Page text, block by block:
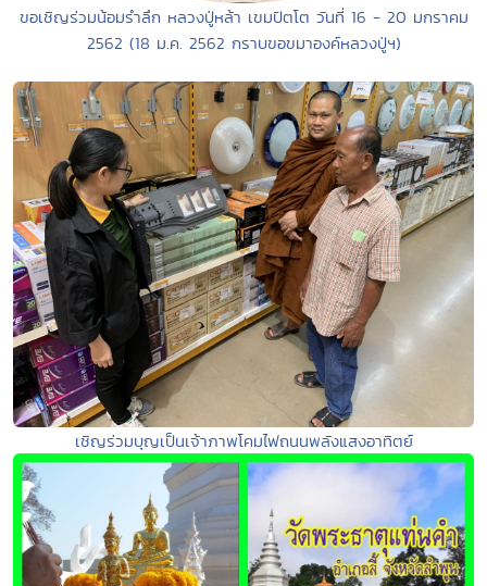
ขอเชิญร่วมน้อมรำลึก หลวงปู่หล้า เขมปัตโต วันที่ 16 - 20 มกราคม
2562 (18 ม.ค. 2562 กราบขอขมาองค์หลวงปู่ฯ)
เชิญร่วมบุญเป็นเจ้าภาพโคมไฟถนนพลังแสงอาทิตย์